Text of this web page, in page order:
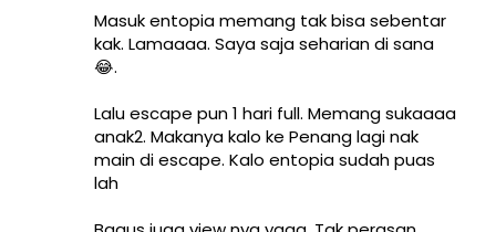
Masuk entopia memang tak bisa sebentar
kak. Lamaaaa. Saya saja seharian di sana
😂.
Lalu escape pun 1 hari full. Memang sukaaaa
anak2. Makanya kalo ke Penang lagi nak
main di escape. Kalo entopia sudah puas
lah